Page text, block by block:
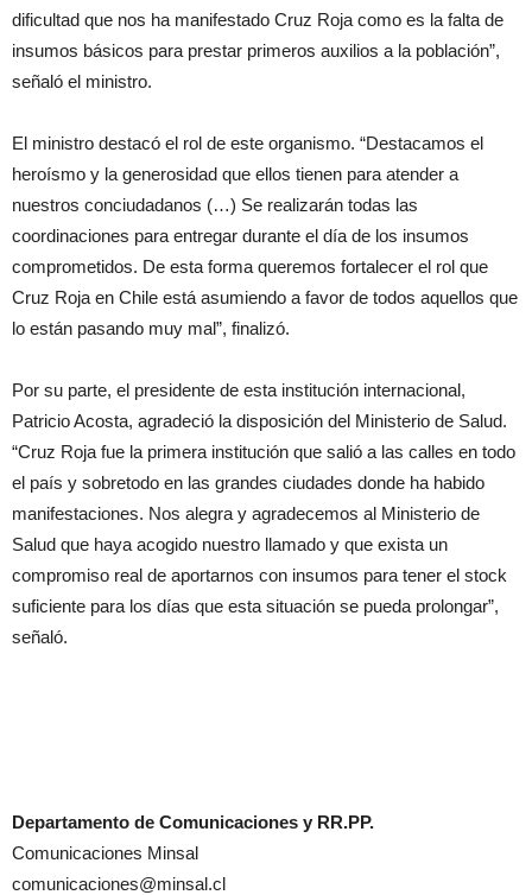
dificultad que nos ha manifestado Cruz Roja como es la falta de
insumos básicos para prestar primeros auxilios a la población”,
señaló el ministro.
El ministro destacó el rol de este organismo. “Destacamos el
heroísmo y la generosidad que ellos tienen para atender a
nuestros conciudadanos (…) Se realizarán todas las
coordinaciones para entregar durante el día de los insumos
comprometidos. De esta forma queremos fortalecer el rol que
Cruz Roja en Chile está asumiendo a favor de todos aquellos que
lo están pasando muy mal”, finalizó.
Por su parte, el presidente de esta institución internacional,
Patricio Acosta, agradeció la disposición del Ministerio de Salud.
“Cruz Roja fue la primera institución que salió a las calles en todo
el país y sobretodo en las grandes ciudades donde ha habido
manifestaciones. Nos alegra y agradecemos al Ministerio de
Salud que haya acogido nuestro llamado y que exista un
compromiso real de aportarnos con insumos para tener el stock
suficiente para los días que esta situación se pueda prolongar”,
señaló.
Departamento de Comunicaciones y RR.PP.
Comunicaciones Minsal
comunicaciones@minsal.cl